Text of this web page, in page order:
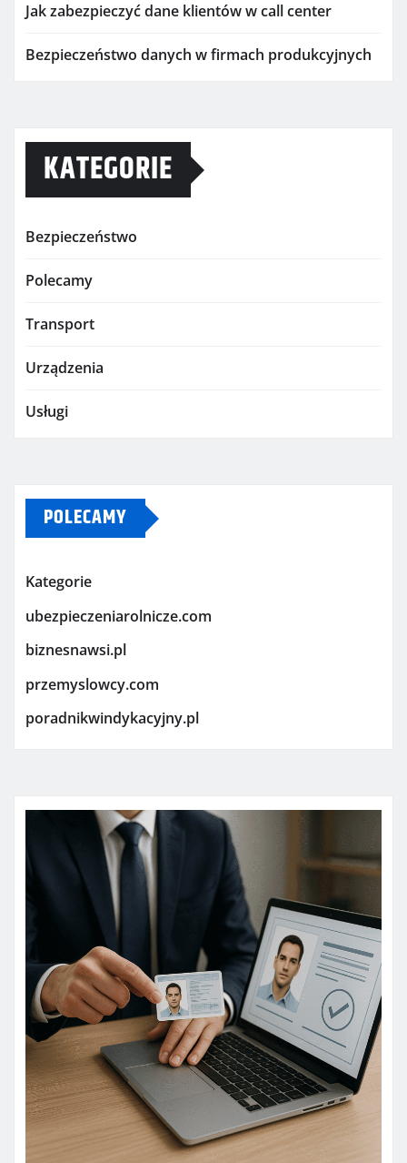
Jak zabezpieczyć dane klientów w call center
Bezpieczeństwo danych w firmach produkcyjnych
KATEGORIE
Bezpieczeństwo
Polecamy
Transport
Urządzenia
Usługi
POLECAMY
Kategorie
ubezpieczeniarolnicze.com
biznesnawsi.pl
przemyslowcy.com
poradnikwindykacyjny.pl